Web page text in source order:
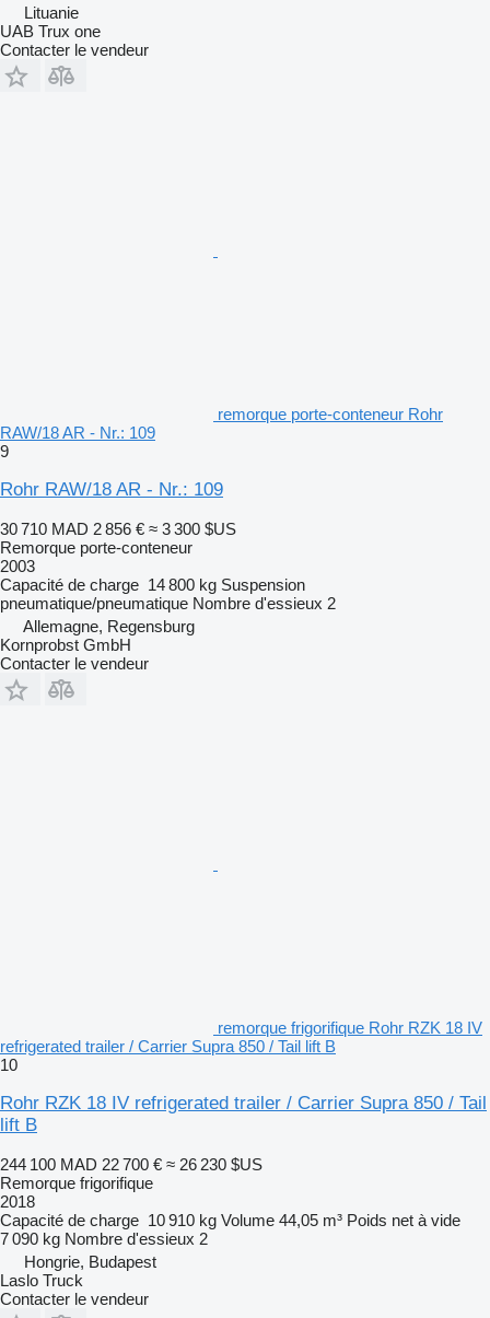
Lituanie
UAB Trux one
Contacter le vendeur
remorque porte-conteneur Rohr
RAW/18 AR - Nr.: 109
9
Rohr RAW/18 AR - Nr.: 109
30 710 MAD 2 856 € ≈ 3 300 $US
Remorque porte-conteneur
2003
Capacité de charge 14 800 kg Suspension
pneumatique/pneumatique Nombre d'essieux 2
Allemagne, Regensburg
Kornprobst GmbH
Contacter le vendeur
remorque frigorifique Rohr RZK 18 IV
refrigerated trailer / Carrier Supra 850 / Tail lift B
10
Rohr RZK 18 IV refrigerated trailer / Carrier Supra 850 / Tail
lift B
244 100 MAD 22 700 € ≈ 26 230 $US
Remorque frigorifique
2018
Capacité de charge 10 910 kg Volume 44,05 m³ Poids net à vide
7 090 kg Nombre d'essieux 2
Hongrie, Budapest
Laslo Truck
Contacter le vendeur